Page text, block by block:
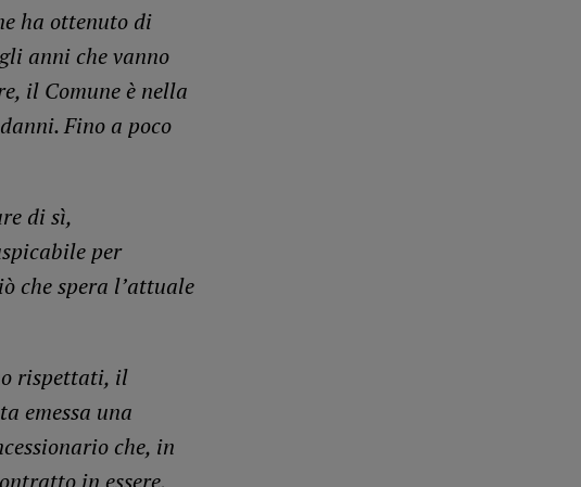
ha ottenuto di
anni che vanno
il Comune è nella
Fino a poco
di sì,
per
che spera l’attuale
rispettati, il
emessa una
che, in